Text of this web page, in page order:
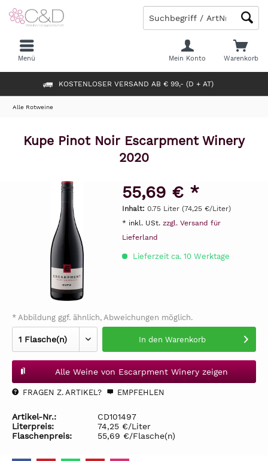
KOSTENLOSER VERSAND AB € 99,- (D + AT)
Warenkorb
Mein Konto
Menü
Alle Rotweine
Kupe Pinot Noir Escarpment Winery
2020
55,69 € *
Inhalt: 0.75 Liter (74,25 €/Liter)
* inkl. USt. zzgl. Versand für
Lieferland
Lieferzeit ca. 10 Werktage
* Abbildung ggf. ähnlich, Abweichungen möglich.
In den Warenkorb
Alle Weine von Escarpment Winery zeigen
FRAGEN Z. ARTIKEL? EMPFEHLEN
Artikel-Nr.:
CD101497
Literpreis:
74,25 €/Liter
Flaschenpreis:
55,69 €/Flasche(n)